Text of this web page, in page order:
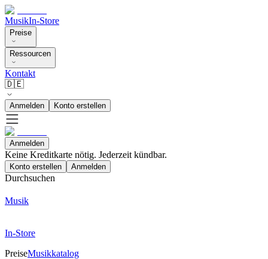
MusikIn-Store
Preise
Ressourcen
Kontakt
🇩🇪
Anmelden Konto erstellen
Anmelden
Keine Kreditkarte nötig. Jederzeit kündbar.
Konto erstellen Anmelden
Durchsuchen
Musik
In-Store
PreiseMusikkatalog